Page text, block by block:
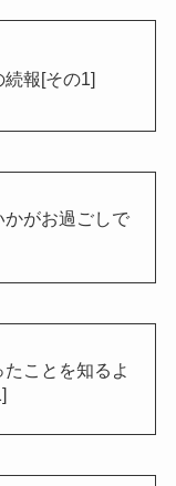
報[その1]
がお過ごしで
ことを知るよ